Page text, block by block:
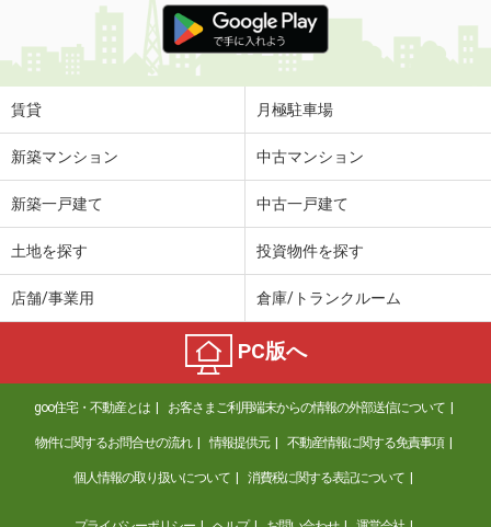
価 格
5.40万円
住 所
高知県高知市北久保
専有面積
高知県高知市山ノ端町
6.60万円
高知県高知市南御座
7万円
住 所
高知県高知市南御座
専有面積 43.99m²
間取り
1LDK
高知県南国市大そね甲
賃貸 月極駐車場
新築マンション 中古マンション
新築一戸建て 中古一戸建て
土地を探す 投資物件を探す
店舗/事業用 倉庫/トランクルーム
PC版へ
goo住宅・不動産とは お客さまご利用端末からの情報の外部送信について
物件に関するお問合せの流れ 情報提供元 不動産情報に関する免責事項
個人情報の取り扱いについて 消費税に関する表記について